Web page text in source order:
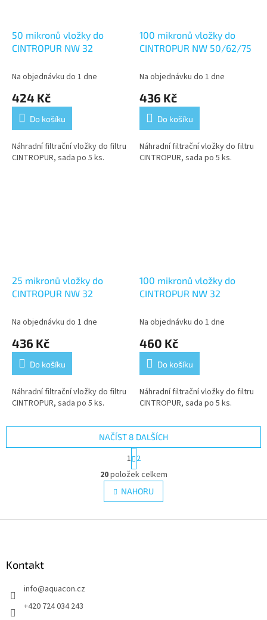
50 mikronů vložky do
CINTROPUR NW 32
Na objednávku do 1 dne
424 Kč
Do košíku
Náhradní filtrační vložky do filtru
CINTROPUR, sada po 5 ks.
100 mikronů vložky do
CINTROPUR NW 50/62/75
Na objednávku do 1 dne
436 Kč
Do košíku
Náhradní filtrační vložky do filtru
CINTROPUR, sada po 5 ks.
25 mikronů vložky do
CINTROPUR NW 32
Na objednávku do 1 dne
436 Kč
Do košíku
Náhradní filtrační vložky do filtru
CINTROPUR, sada po 5 ks.
100 mikronů vložky do
CINTROPUR NW 32
Na objednávku do 1 dne
460 Kč
Do košíku
Náhradní filtrační vložky do filtru
CINTROPUR, sada po 5 ks.
O
v
l
á
NAČÍST 8 DALŠÍCH
t
r
á
n
k
v
1 2
20položek celkem
NAHORU
Kontakt
info@aquacon.cz
+420 724 034 243